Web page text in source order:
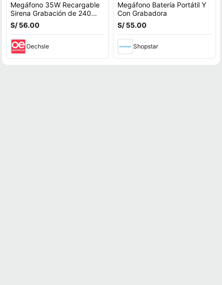
Megáfono 35W Recargable
Sirena Grabación de 240
Segundos Color Aleatorio
S/ 56.00
Oechsle
Megáfono Batería Portátil Y
Con Grabadora
S/ 55.00
Shopstar